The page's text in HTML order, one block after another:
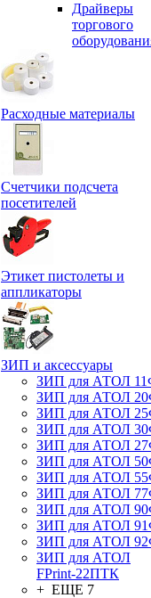
Драйверы
торгового
Расходные материалы
Счетчики подсчета
посетителей
Этикет пистолеты и
аппликаторы
ЗИП и аксессуары
ЗИП для АТОЛ
ЗИП для АТОЛ
ЗИП для АТОЛ
ЗИП для АТОЛ
ЗИП для АТОЛ
ЗИП для АТОЛ
ЗИП для АТОЛ
ЗИП для АТОЛ
ЗИП для АТОЛ
ЗИП для АТОЛ
ЗИП для АТОЛ
ЗИП для АТОЛ
FPrint-22ПТК
+ ЕЩЕ 7